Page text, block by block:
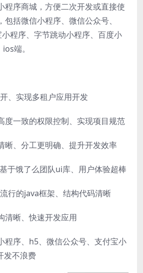
程序商城，方便二次开发或直接使
括微信小程序、微信公众号、
程序、字节跳动小程序、百度小
端。
、实现多租户应用开发
度一致的权限控制、实现项目规范
晰、分工更明确、提升开发效率
于饿了么团队ui库、用户体验超棒
行的java框架、结构代码清晰
清晰、快速开发应用
程序、h5、微信公众号、支付宝小
发不浪费